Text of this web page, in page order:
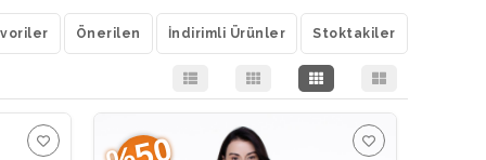
Önerilen İndirimli Ürünler Stoktakiler